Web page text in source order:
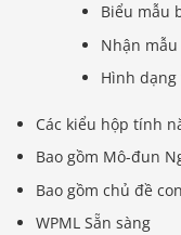
Biểu mẫu
Nhận mẫu
Hình
Các kiểu hộp tính
Bao gồm Mô-đun
Bao gồm chủ đề con
WPML Sẵn sàng